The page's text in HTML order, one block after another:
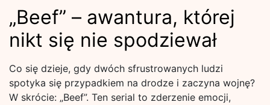
„Beef” – awantura, której
nikt się nie spodziewał
Co się dzieje, gdy dwóch sfrustrowanych ludzi
spotyka się przypadkiem na drodze i zaczyna wojnę?
W skrócie: „Beef”. Ten serial to zderzenie emocji,